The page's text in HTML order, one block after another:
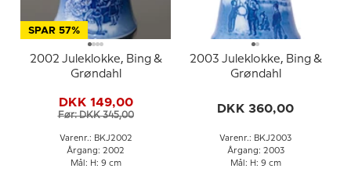
SPAR 57%
2002 Juleklokke, Bing &
Grøndahl
DKK 149,00
Før: DKK 345,00
Varenr.: BKJ2002
Årgang: 2002
Mål: H: 9 cm
2003 Juleklokke, Bing &
Grøndahl
DKK 360,00
Varenr.: BKJ2003
Årgang: 2003
Mål: H: 9 cm